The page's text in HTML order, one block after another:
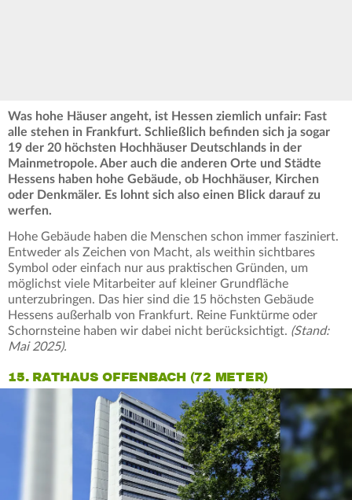
Was hohe Häuser angeht, ist Hessen ziemlich unfair: Fast
alle stehen in Frankfurt. Schließlich befinden sich ja sogar
19 der 20 höchsten Hochhäuser Deutschlands in der
Mainmetropole. Aber auch die anderen Orte und Städte
Hessens haben hohe Gebäude, ob Hochhäuser, Kirchen
oder Denkmäler. Es lohnt sich also einen Blick darauf zu
werfen.
Hohe Gebäude haben die Menschen schon immer fasziniert.
Entweder als Zeichen von Macht, als weithin sichtbares
Symbol oder einfach nur aus praktischen Gründen, um
möglichst viele Mitarbeiter auf kleiner Grundfläche
unterzubringen. Das hier sind die 15 höchsten Gebäude
Hessens außerhalb von Frankfurt. Reine Funktürme oder
Schornsteine haben wir dabei nicht berücksichtigt. (Stand:
Mai 2025).
15. RATHAUS OFFENBACH (72 METER)